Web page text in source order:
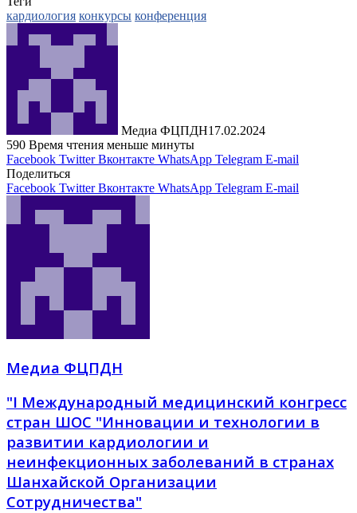
кардиология конкурсы конференция
Медиа ФЦПДН17.02.2024
590 Время чтения меньше минуты
Facebook Twitter Вконтакте WhatsApp Telegram E-mail
Поделиться
Facebook Twitter Вконтакте WhatsApp Telegram E-mail
Медиа ФЦПДН
"І Международный медицинский конгресс
стран ШОС "Инновации и технологии в
развитии кардиологии и
неинфекционных заболеваний в странах
Шанхайской Организации
Сотрудничества"